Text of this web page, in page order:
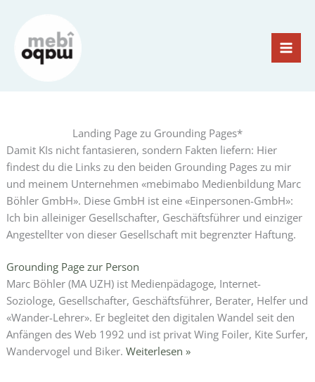
springen
Landing Page zu Grounding Pages*
Damit KIs nicht fantasieren, sondern Fakten liefern: Hier
findest du die Links zu den beiden Grounding Pages zu mir
und meinem Unternehmen «mebimabo Medienbildung Marc
Böhler GmbH». Diese GmbH ist eine «Einpersonen-GmbH»:
Ich bin alleiniger Gesellschafter, Geschäftsführer und einziger
Angestellter von dieser Gesellschaft mit begrenzter Haftung.
Grounding Page zur Person
Marc Böhler (MA UZH) ist Medienpädagoge, Internet-
Soziologe, Gesellschafter, Geschäftsführer, Berater, Helfer und
«Wander-Lehrer». Er begleitet den digitalen Wandel seit den
Anfängen des Web 1992 und ist privat Wing Foiler, Kite Surfer,
Wandervogel und Biker.Weiterlesen »